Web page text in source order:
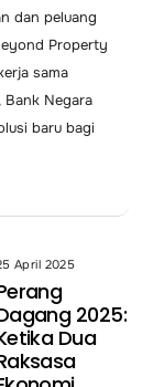
dan peluang
Property
sama
Bank Negara
baru bagi
April 2025
2025:
Dua